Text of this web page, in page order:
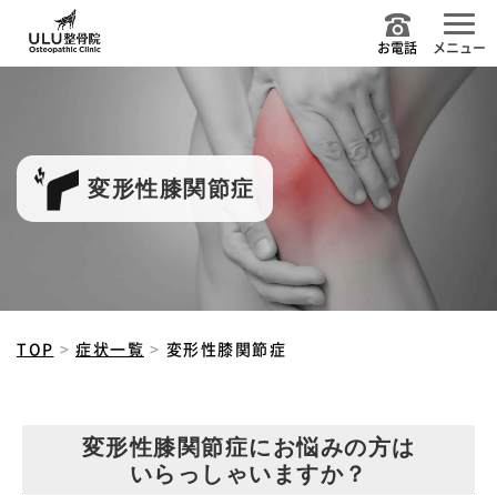
お電話 メニュー
変形性膝関節症
TOP 症状一覧 変形性膝関節症
変形性膝関節症にお悩みの方は
いらっしゃいますか？